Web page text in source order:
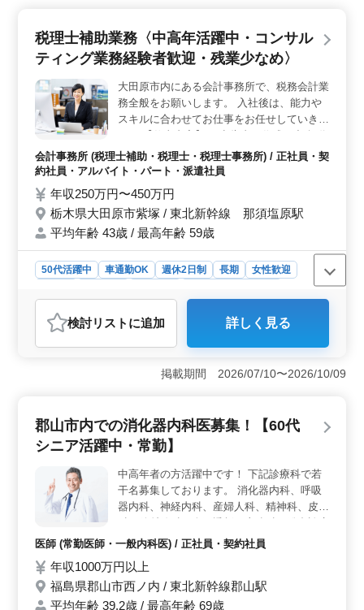
計業務を担当します。施主との打ち合わせから基本設
計、実施設計、積算、設計監理など、プロジェクト全体
に関わる業務を行います。 ＜待遇と福利厚生の充実
＞ 自家用車での通勤が可能であり、無料駐車場も完備
されています。経験豊富な方や、2級建築士以上の資格を
お持ちの方は優遇されます。月平均30時間程度の残業が
ありますが、充実した福利厚生が整っており、安心して
税理士補助業務〈中高年活躍中・コンサル
ティング業務経験者歓迎・残業少なめ〉
大田原市内にある会計事務所で、税務会計業
務全般をお願いします。 入社後は、能力や
スキルに合わせてお仕事をお任せしていきま
す。 【仕事内容】 ・申告書の作成 ・記帳代
行 ・決算書の作成 ・巡回監査 ・税務に関係
する仕事全般 ・経営アドバイス ◯税理士資
者・シニア世代大歓迎の企業です。是非ご応
募下さい。
会計事務所 (税理士補助・税理士・税理士事務所) / 正社員・契
約社員・アルバイト・パート・派遣社員
年収250万円〜450万円
栃木県大田原市紫塚 / 東北新幹線 那須塩原駅
平均年齢 43歳 / 最高年齢 59歳
50代活躍中 車通勤OK 週休2日制 長期
女性歓迎
おすすめポイント
＜シニア歓迎・経験者重視＞ 税理士補助業務の会計事
務所募集です。中高年が活躍中で、コンサルティング業
務経験者を歓迎しています。申告書作成、記帳代行、決
わせた業務＞ 入社後、能力とスキルに合わせた業務を
お任せします。経営アドバイスも含む税務に関わる全般
の方々のご応募をお待ちしています。 ＜働きやすい
環境＞ 週5日、8:00-17:30の定時勤務です。年収250万
円から450万円、通勤手当全額支給で、賞与は年2回、計
1.00ヶ月分となっています。福利厚生も整っており、土
日祝休みで有給休暇も充実しています。
検討リスト に追加 詳しく見る
掲載期間 2026/07/10〜2026/10/09
郡山市内での消化器内科医募集！【60代
シニア活躍中・常勤】
中高年者の方活躍中です！ 下記診療科で若
干名募集しております。 消化器内科、呼吸
器内科、神経内科、産婦人科、精神科、皮膚
科、糖尿内科、腎臓内科、リウマチ科※な
も随時募集しています。※糖尿内科、腎臓内
科・透析科、皮膚科、眼科、産婦人科につい
ては非常勤も可。 夜間当直：有り(1回/週・
医師 (常勤医師・一般内科医) / 正社員・契約社員
年収1000万円以上
福島県郡山市西ノ内 / 東北新幹線郡山駅
平均年齢 39.2歳 / 最高年齢 69歳